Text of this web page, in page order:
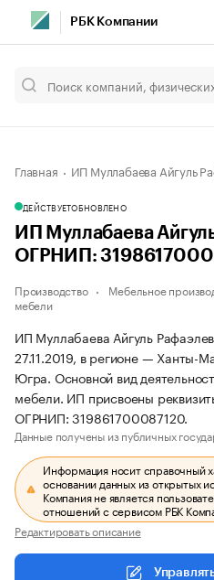
РБК Компании
Главная ИП Муллабаева Айгуль
ДЕЙСТВУЕТОБНОВЛЕНО
ИП Муллабаева
ОГРНИП:
Производство Мебельное
мебели
ИП Муллабаева Айгуль
27.11.2019, в регионе — Ханты-
Югра. Основной вид
мебели. ИП присвоены
ОГРНИП: 319861700087120.
Данные получены из публичных
Информация носит справочный
основании данных из открытых
Компания не является
отношений с сервисом РБК
Редактировать описание